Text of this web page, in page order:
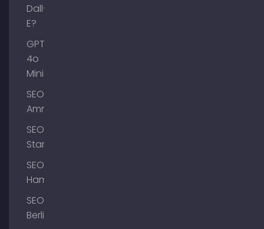
Dall-
E?
GPT-
4o
Mini
SEO
Ammersee
SEO
Starnberg
SEO
Hamburg
SEO
Berlin